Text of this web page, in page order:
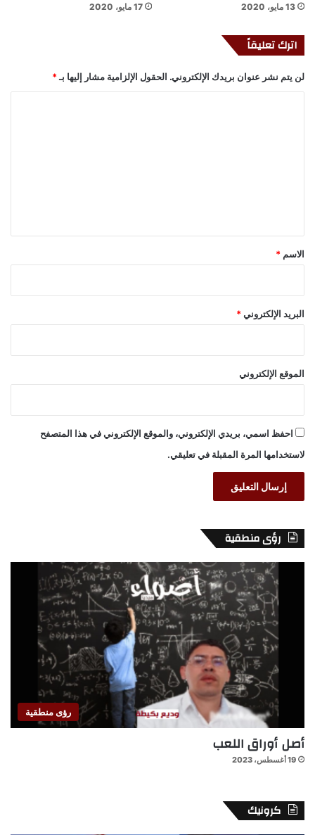
13 مايو، 2020 17 مايو، 2020
اترك تعليقاً
لن يتم نشر عنوان بريدك الإلكتروني. الحقول الإلزامية مشار إليها بـ*
*
الاسم *
البريد الإلكتروني *
الموقع الإلكتروني
احفظ اسمي، بريدي الإلكتروني، والموقع الإلكتروني في هذا المتصفح
لاستخدامها المرة المقبلة في تعليقي.
رؤى منطقية
رؤى منطقية
أصل أوراق اللعب
19 أغسطس، 2023
كرونيك